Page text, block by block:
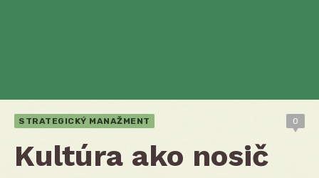
STRATEGICKÝ MANAŽMENT 0
Kultúra ako nosič